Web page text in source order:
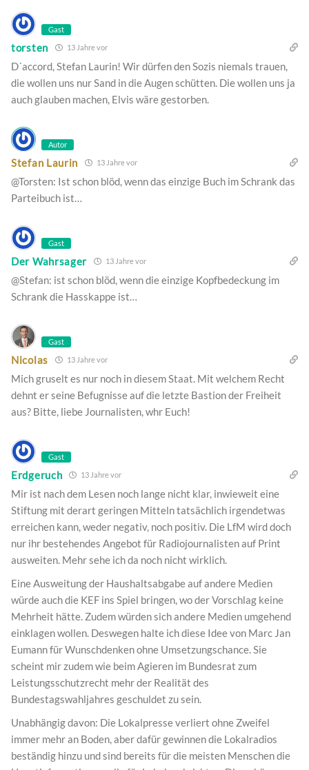
Gast
torsten 13 Jahre vor
D´accord, Stefan Laurin! Wir dürfen den Sozis niemals trauen,
die wollen uns nur Sand in die Augen schütten. Die wollen uns ja
auch glauben machen, Elvis wäre gestorben.
Autor
Stefan Laurin 13 Jahre vor
@Torsten: Ist schon blöd, wenn das einzige Buch im Schrank das
Parteibuch ist…
Gast
Der Wahrsager 13 Jahre vor
@Stefan: ist schon blöd, wenn die einzige Kopfbedeckung im
Schrank die Hasskappe ist…
Gast
Nicolas 13 Jahre vor
Mich gruselt es nur noch in diesem Staat. Mit welchem Recht
dehnt er seine Befugnisse auf die letzte Bastion der Freiheit
aus? Bitte, liebe Journalisten, whr Euch!
Gast
Erdgeruch 13 Jahre vor
Mir ist nach dem Lesen noch lange nicht klar, inwieweit eine
Stiftung mit derart geringen Mitteln tatsächlich irgendetwas
erreichen kann, weder negativ, noch positiv. Die LfM wird doch
nur ihr bestehendes Angebot für Radiojournalisten auf Print
ausweiten. Mehr sehe ich da noch nicht wirklich.
Eine Ausweitung der Haushaltsabgabe auf andere Medien
würde auch die KEF ins Spiel bringen, wo der Vorschlag keine
Mehrheit hätte. Zudem würden sich andere Medien umgehend
einklagen wollen. Deswegen halte ich diese Idee von Marc Jan
Eumann für Wunschdenken ohne Umsetzungschance. Sie
scheint mir zudem wie beim Agieren im Bundesrat zum
Leistungsschutzrecht mehr der Realität des
Bundestagswahljahres geschuldet zu sein.
Unabhängig davon: Die Lokalpresse verliert ohne Zweifel
immer mehr an Boden, aber dafür gewinnen die Lokalradios
beständig hinzu und sind bereits für die meisten Menschen die